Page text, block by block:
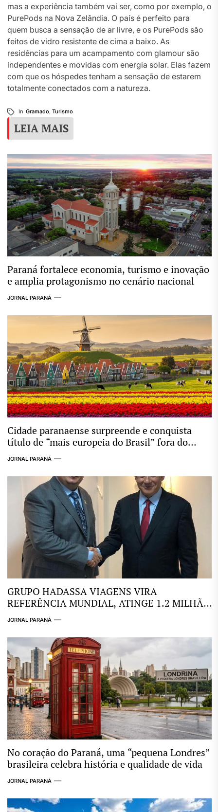
mas a experiência também vai ser, como por exemplo, o
PurePods na Nova Zelândia. O país é perfeito para
quem busca a sensação de ar livre, e os PurePods são
feitos de vidro resistente de cima a baixo. As
residências para um acampamento com glamour são
independentes e movidas com energia solar. Elas fazem
com que os hóspedes tenham a sensação de estarem
totalmente conectados com a natureza.
In Gramado, Turismo
LEIA MAIS
Paraná fortalece economia, turismo e inovação
e amplia protagonismo no cenário nacional
JORNAL PARANÁ
Cidade paranaense surpreende e conquista
título de “mais europeia do Brasil” fora do
circuito tradicional
JORNAL PARANÁ
GRUPO HADASSA VIAGENS VIRA
REFERÊNCIA MUNDIAL, ATINGE 1.2 MILHÃO
DE EMBARQUES, 635.000 CLIENTES
DIGITAL COM MAIS DE 300 SERVIÇOS
JORNAL PARANÁ
No coração do Paraná, uma “pequena Londres”
brasileira celebra história e qualidade de vida
JORNAL PARANÁ